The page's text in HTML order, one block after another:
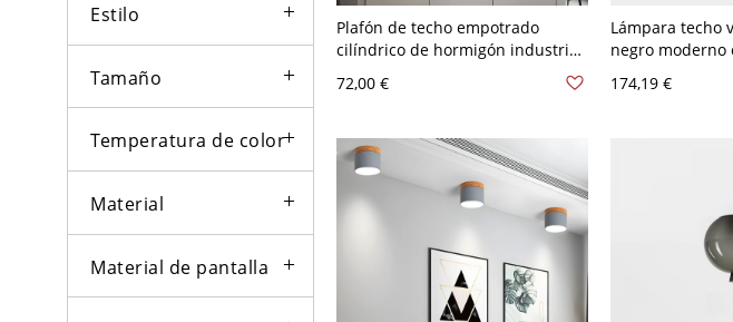
Estilo
Tamaño
Temperatura de color
Material
Material de pantalla
Plafón de techo empotrado
cilíndrico de hormigón industrial
110 A 120 V
72,00 €
Lámpara techo
negro moderno
vidrio
1 Piso Gris
174,19 €